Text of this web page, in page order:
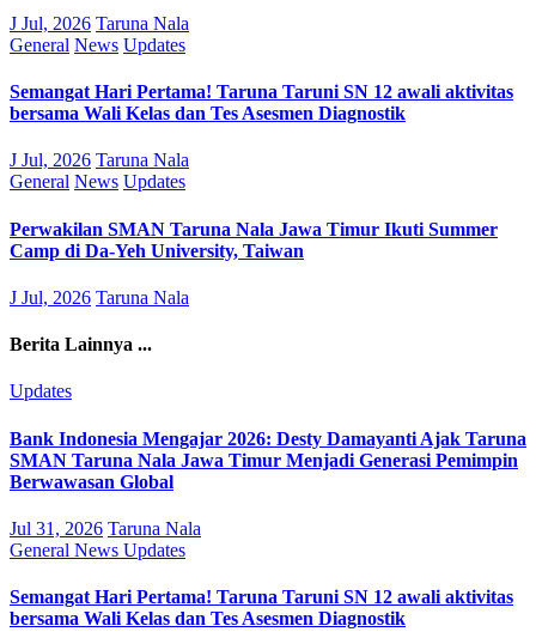
J Jul, 2026 Taruna Nala
General News Updates
Semangat Hari Pertama! Taruna Taruni SN 12 awali aktivitas
bersama Wali Kelas dan Tes Asesmen Diagnostik
J Jul, 2026 Taruna Nala
General News Updates
Perwakilan SMAN Taruna Nala Jawa Timur Ikuti Summer
Camp di Da-Yeh University, Taiwan
J Jul, 2026 Taruna Nala
Berita Lainnya ...
Updates
Bank Indonesia Mengajar 2026: Desty Damayanti Ajak Taruna
SMAN Taruna Nala Jawa Timur Menjadi Generasi Pemimpin
Berwawasan Global
Jul 31, 2026 Taruna Nala
General News Updates
Semangat Hari Pertama! Taruna Taruni SN 12 awali aktivitas
bersama Wali Kelas dan Tes Asesmen Diagnostik